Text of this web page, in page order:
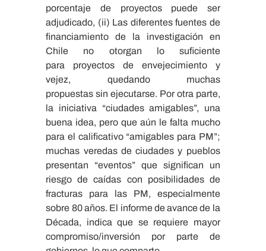
porcentaje de proyectos puede ser
adjudicado, (ii) Las diferentes fuentes de
financiamiento de la investigación en
Chile no otorgan lo suficiente
para proyectos de envejecimiento y
vejez, quedando muchas
propuestas sin ejecutarse. Por otra parte,
la iniciativa “ciudades amigables”, una
buena idea, pero que aún le falta mucho
para el calificativo “amigables para PM”;
muchas veredas de ciudades y pueblos
presentan “eventos” que significan un
riesgo de caídas con posibilidades de
fracturas para las PM, especialmente
sobre 80 años. El informe de avance de la
Década, indica que se requiere mayor
compromiso/inversión por parte de